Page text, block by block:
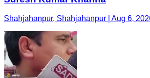
Shahjahanpur, Shahjahanpur | Aug 6,